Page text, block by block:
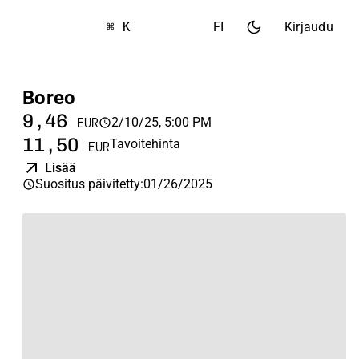
⌘ K FI Kirjaudu
Boreo
9,46 EUR 2/10/25, 5:00 PM
11,50 EURTavoitehinta
Lisää
Suositus päivitetty:01/26/2025